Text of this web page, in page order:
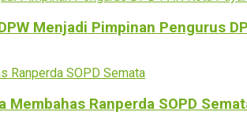
Menjadi Pimpinan Pengurus
Membahas Ranperda SOPD